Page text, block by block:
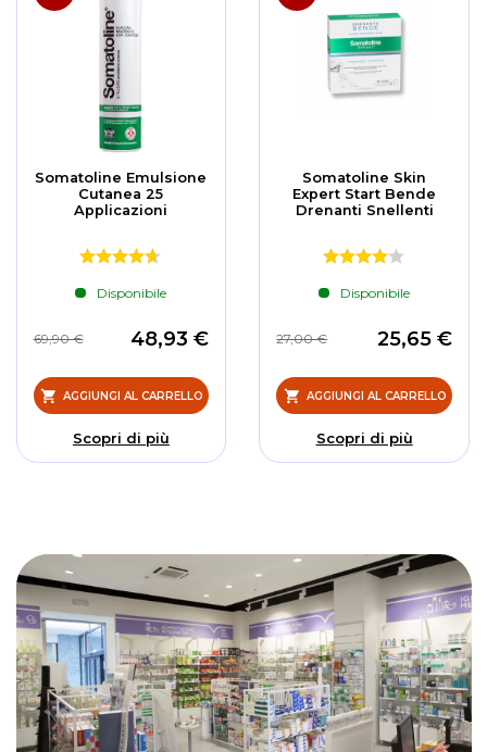
Somatoline Emulsione
Cutanea 25
Applicazioni
Disponibile
48,93 €
69,90 €
AGGIUNGI AL CARRELLO
Scopri di più
Somatoline Skin
Expert Start Bende
Drenanti Snellenti
Disponibile
25,65 €
27,00 €
AGGIUNGI AL CARRELLO
Scopri di più